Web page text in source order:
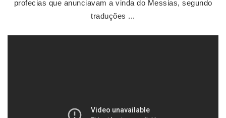
profecias que anunciavam a vinda do Messias, segundo
traduções ...